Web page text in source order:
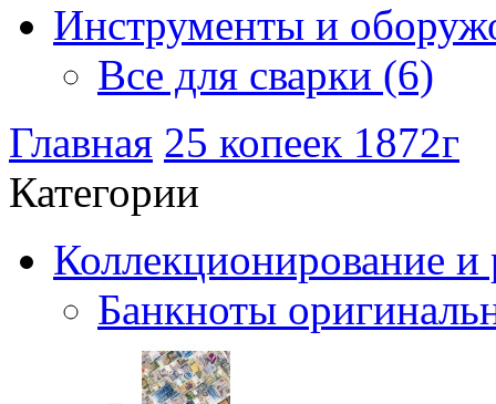
Инструменты и
Все для сварки (6)
Главная 25 копеек 1872г
Категории
Коллекционирование и
Банкноты